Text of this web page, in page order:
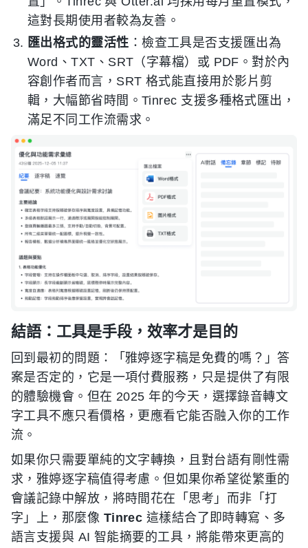
這對長期使用者較為友善。
匯出格式的靈活性 ：檢查工具是否支援匯出為
Word、TXT、SRT（字幕檔）或 PDF。對於內
容創作者而言，SRT 格式能直接用於影片剪
輯，大幅節省時間。Tinrec 支援多種格式匯出，
滿足不同工作流需求。
結語：工具是手段，效率才是目的
回到最初的問題：「雅婷逐字稿是免費的嗎？」答
案是否定的，它是一項付費服務，只是提供了有限
的體驗機會。但在 2025 年的今天，選擇錄音轉文
字工具不應只看價格，更應看它能否融入你的工作
流。
如果你只需要單純的文字轉換，且對台語有剛性需
求，雅婷逐字稿值得考慮。但如果你希望從繁重的
會議記錄中解放，將時間花在「思考」而非「打
字」上，那麼像 Tinrec 這樣結合了即時轉寫、多
語言支援與 AI 智能摘要的工具，將能帶來更高的